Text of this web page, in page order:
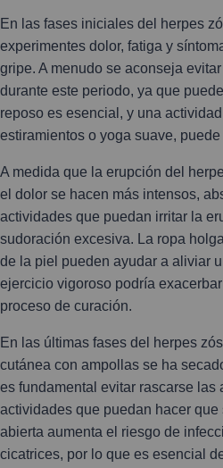
En las fases iniciales del herpes
experimentes dolor, fatiga y
gripe. A menudo se aconseja
durante este periodo, ya que
reposo es esencial, y una
estiramientos o yoga suave,
A medida que la erupción del
el dolor se hacen más intensos,
actividades que puedan irritar la
sudoración excesiva. La ropa
de la piel pueden ayudar a aliviar
ejercicio vigoroso podría
proceso de curación.
En las últimas fases del herpes
cutánea con ampollas se ha
es fundamental evitar rascarse las
actividades que puedan hacer
abierta aumenta el riesgo de
cicatrices, por lo que es esencial